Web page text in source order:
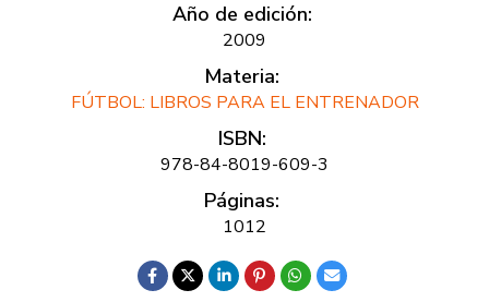
Año de edición:
2009
Materia:
FÚTBOL: LIBROS PARA EL ENTRENADOR
ISBN:
978-84-8019-609-3
Páginas:
1012